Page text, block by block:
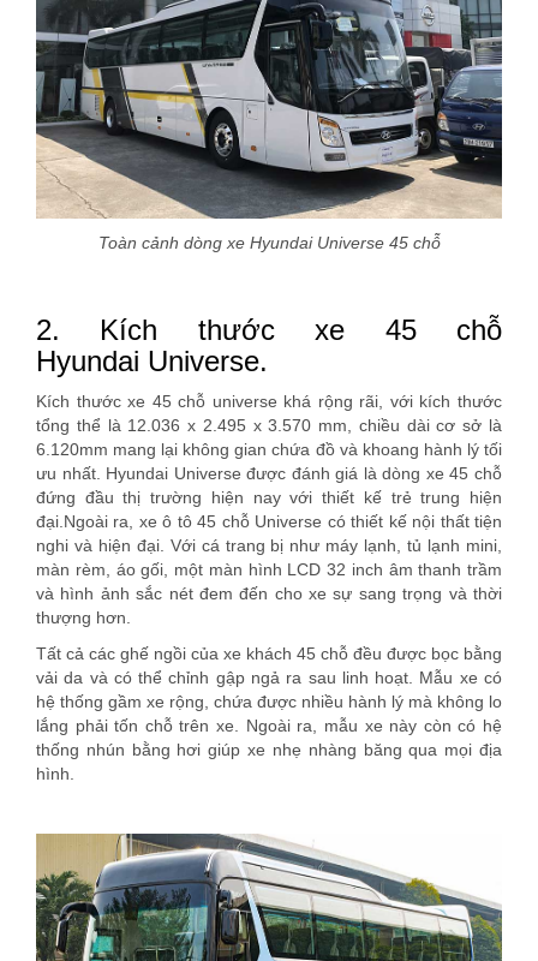
Toàn cảnh dòng xe Hyundai Universe 45 chỗ
2. Kích thước xe 45 chỗ
Hyundai Universe.
Kích thước xe 45 chỗ universe khá rộng rãi, với kích thước
tổng thể là 12.036 x 2.495 x 3.570 mm, chiều dài cơ sở là
6.120mm mang lại không gian chứa đồ và khoang hành lý tối
ưu nhất. Hyundai Universe được đánh giá là dòng xe 45 chỗ
đứng đầu thị trường hiện nay với thiết kế trẻ trung hiện
đại.Ngoài ra, xe ô tô 45 chỗ Universe có thiết kế nội thất tiện
nghi và hiện đại. Với cá trang bị như máy lạnh, tủ lạnh mini,
màn rèm, áo gối, một màn hình LCD 32 inch âm thanh trầm
và hình ảnh sắc nét đem đến cho xe sự sang trọng và thời
thượng hơn.
Tất cả các ghế ngồi của xe khách 45 chỗ đều được bọc bằng
vải da và có thể chỉnh gập ngả ra sau linh hoạt. Mẫu xe có
hệ thống gầm xe rộng, chứa được nhiều hành lý mà không lo
lắng phải tốn chỗ trên xe. Ngoài ra, mẫu xe này còn có hệ
thống nhún bằng hơi giúp xe nhẹ nhàng băng qua mọi địa
hình.